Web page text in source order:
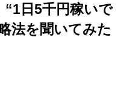
日5千円稼いで
法を聞いてみた